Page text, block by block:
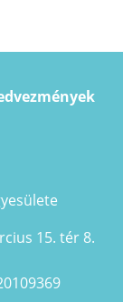
15. tér 8.